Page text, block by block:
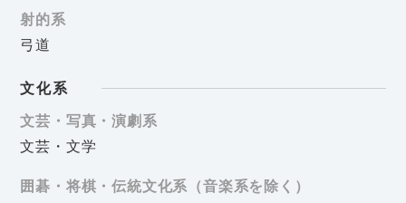
射的系
弓道
文化系
文芸・写真・演劇系
文芸・文学
囲碁・将棋・伝統文化系（音楽系を除く）